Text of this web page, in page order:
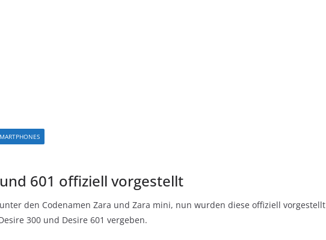
601 offiziell vorgestellt
den Codenamen Zara und Zara mini, nun wurden diese offiziell vorgestellt
300 und Desire 601 vergeben.